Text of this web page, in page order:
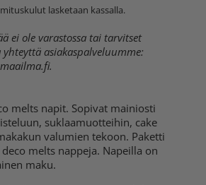
lasketaan kassalla.
ei ole varastossa tai tarvitset
asiakaspalveluumme:
.
melts napit. Sopivat mainiosti
suklaamuotteihin, cake
valumien tekoon. Paketti
melts nappeja. Napeilla on
maku.